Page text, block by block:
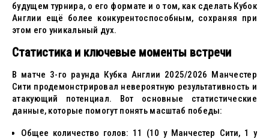
будущем турнира, о его формате и о том, как сделать Кубок
Англии ещё более конкурентоспособным, сохраняя при
этом его уникальный дух.
Статистика и ключевые моменты встречи
В матче 3-го раунда Кубка Англии 2025/2026 Манчестер
Сити продемонстрировал невероятную результативность и
атакующий потенциал. Вот основные статистические
данные, которые помогут понять масштаб победы:
Общее количество голов: 11 (10 у Манчестер Сити, 1 у